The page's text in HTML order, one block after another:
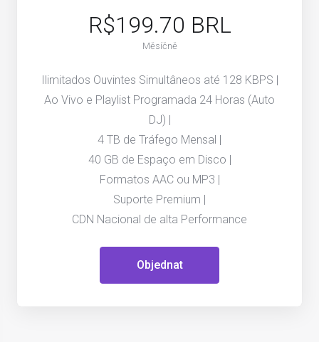
R$199.70 BRL
Měsíčně
Ilimitados Ouvintes Simultâneos até 128 KBPS |
Ao Vivo e Playlist Programada 24 Horas (Auto
DJ) |
4 TB de Tráfego Mensal |
40 GB de Espaço em Disco |
Formatos AAC ou MP3 |
Suporte Premium |
CDN Nacional de alta Performance
Objednat